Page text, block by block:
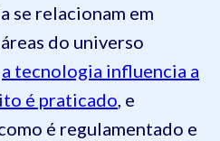
se relacionam em
do universo
a tecnologia influencia a
é praticado, e
é regulamentado e